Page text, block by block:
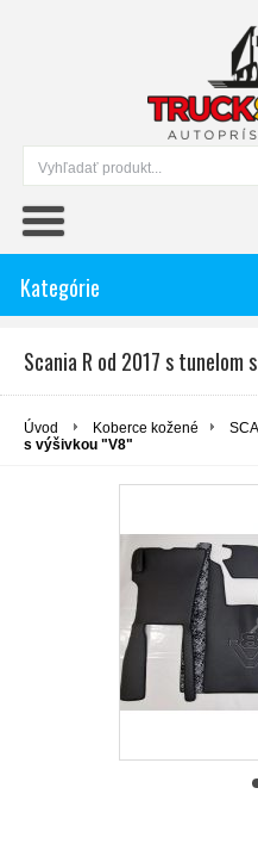
Kategórie
Scania R od 2017 s tunelom
Úvod Koberce kožené
s výšivkou "V8"